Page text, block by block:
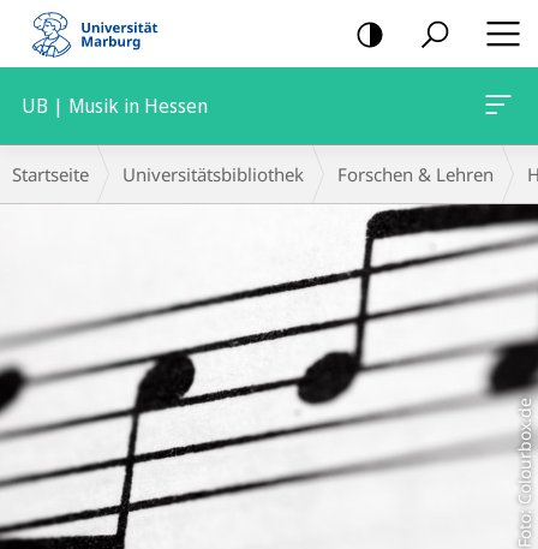
Mobile-
Navigation
UB | Musik in Hessen
Hauptinhalt
Breadcrumb-
Navigation
Startseite Universitätsbibliothek Forschen & Lehren
Foto: Colourbox.de